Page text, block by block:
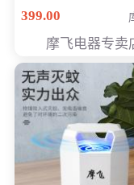
员专享价268元
399.00
摩飞电器专卖